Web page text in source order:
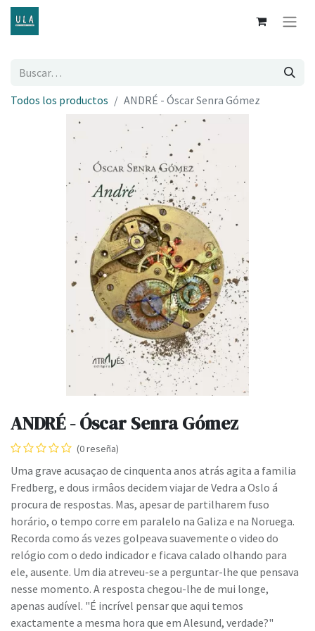
Todos los productos ANDRÉ - Óscar Senra Gómez
ANDRÉ - Óscar Senra Gómez
(0 reseña)
Uma grave acusaçao de cinquenta anos atrás agita a familia
Fredberg, e dous irmâos decidem viajar de Vedra a Oslo á
procura de respostas. Mas, apesar de partilharem fuso
horário, o tempo corre em paralelo na Galiza e na Noruega.
Recorda como ás vezes golpeava suavemente o video do
relógio com o dedo indicador e ficava calado olhando para
ele, ausente. Um dia atreveu-se a perguntar-lhe que pensava
nesse momento. A resposta chegou-lhe de mui longe,
apenas audível. "É incrível pensar que aqui temos
exactamente a mesma hora que em Alesund, verdade?"